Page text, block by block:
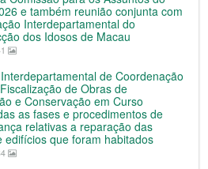
e também reunião conjunta com
Interdepartamental do
dos Idosos de Macau
de Coordenação
de Obras de
e Conservação em Curso
as fases e procedimentos de
relativas a reparação das
edifícios que foram habitados